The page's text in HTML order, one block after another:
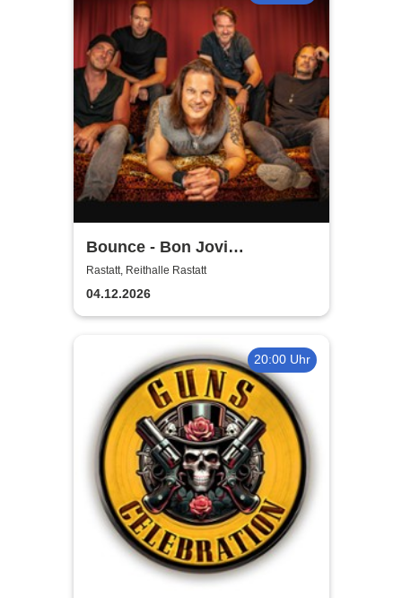
Bounce - Bon Jovi
Tributeband
Rastatt, Reithalle Rastatt
04.12.2026
20:00 Uhr